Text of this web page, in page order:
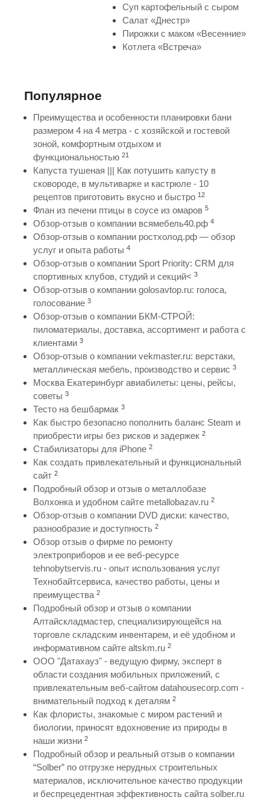
Суп картофельный с сыром
Салат «Днестр»
Пирожки с маком «Весенние»
Котлета «Встреча»
Популярное
Преимущества и особенности планировки бани
размером 4 на 4 метра - с хозяйской и гостевой
зоной, комфортным отдыхом и
функциональностью 21
Капуста тушеная ||| Как потушить капусту в
сковороде, в мультиварке и кастрюле - 10
рецептов приготовить вкусно и быстро 12
Флан из печени птицы в соусе из омаров 5
Обзор-отзыв о компании всямебель40.рф 4
Обзор-отзыв о компании ростхолод.рф — обзор
услуг и опыта работы 4
Обзор-отзыв о компании Sport Priority: CRM для
спортивных клубов, студий и секций< 3
Обзор-отзыв о компании golosavtop.ru: голоса,
голосование 3
Обзор-отзыв о компании БКМ-СТРОЙ:
пиломатериалы, доставка, ассортимент и работа с
клиентами 3
Обзор-отзыв о компании vekmaster.ru: верстаки,
металлическая мебель, производство и сервис 3
Москва Екатеринбург авиабилеты: цены, рейсы,
советы 3
Тесто на бешбармак 3
Как быстро безопасно пополнить баланс Steam и
приобрести игры без рисков и задержек 2
Стабилизаторы для iPhone 2
Как создать привлекательный и функциональный
сайт 2
Подробный обзор и отзыв о металлобазе
Волхонка и удобном сайте metallobazav.ru 2
Обзор-отзыв о компании DVD диски: качество,
разнообразие и доступность 2
Обзор отзыв о фирме по ремонту
электроприборов и ее веб-ресурсе
tehnobytservis.ru - опыт использования услуг
Технобайтсервиса, качество работы, цены и
преимущества 2
Подробный обзор и отзыв о компании
Алтайскладмастер, специализирующейся на
торговле складским инвентарем, и её удобном и
информативном сайте altskm.ru 2
ООО "Датахауз" - ведущую фирму, эксперт в
области создания мобильных приложений, с
привлекательным веб-сайтом datahousecorp.com -
внимательный подход к деталям 2
Как флористы, знакомые с миром растений и
биологии, приносят вдохновение из природы в
наши жизни 2
Подробный обзор и реальный отзыв о компании
“Solber” по отгрузке нерудных строительных
материалов, исключительное качество продукции
и беспрецедентная эффективность сайта solber.ru